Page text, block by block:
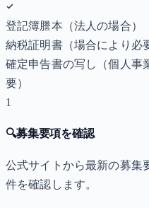
登記簿謄本（法人の場合）
納税証明書（場合により必
確定申告書の写し（個人事
要）
1
🔍募集要項を確認
公式サイトから最新の募集
件を確認します。